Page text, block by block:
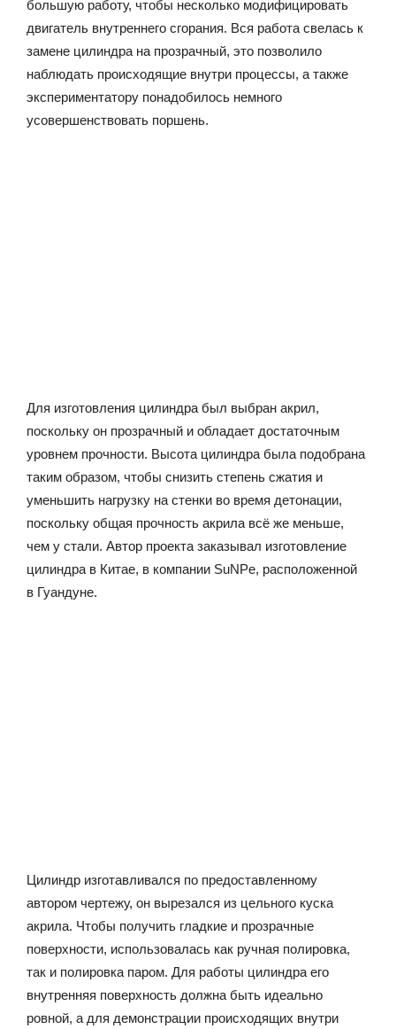
большую работу, чтобы несколько модифицировать
двигатель внутреннего сгорания. Вся работа свелась к
замене цилиндра на прозрачный, это позволило
наблюдать происходящие внутри процессы, а также
экспериментатору понадобилось немного
усовершенствовать поршень.
Для изготовления цилиндра был выбран акрил,
поскольку он прозрачный и обладает достаточным
уровнем прочности. Высота цилиндра была подобрана
таким образом, чтобы снизить степень сжатия и
уменьшить нагрузку на стенки во время детонации,
поскольку общая прочность акрила всё же меньше,
чем у стали. Автор проекта заказывал изготовление
цилиндра в Китае, в компании SuNPe, расположенной
в Гуандуне.
Цилиндр изготавливался по предоставленному
автором чертежу, он вырезался из цельного куска
акрила. Чтобы получить гладкие и прозрачные
поверхности, использовалась как ручная полировка,
так и полировка паром. Для работы цилиндра его
внутренняя поверхность должна быть идеально
ровной, а для демонстрации происходящих внутри